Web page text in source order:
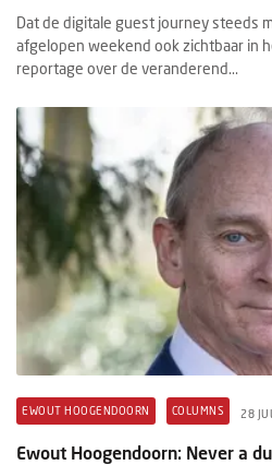
Dat de digitale guest journey steeds
afgelopen weekend ook zichtbaar in
reportage over de veranderend...
EWOUT HOOGENDOORN COLUMNS 28
Ewout Hoogendoorn: Never a